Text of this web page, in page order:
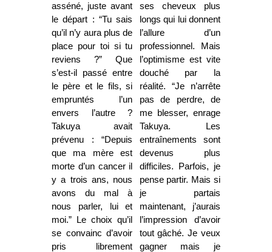
asséné, juste avant
le départ : “Tu sais
qu’il n’y aura plus de
place pour toi si tu
reviens ?” Que
s’est-il passé entre
le père et le fils, si
empruntés l’un
envers l’autre ?
Takuya avait
prévenu : “Depuis
que ma mère est
morte d’un cancer il
y a trois ans, nous
avons du mal à
nous parler, lui et
moi.” Le choix qu’il
se convainc d’avoir
pris librement
ses cheveux plus
longs qui lui donnent
l’allure d’un
professionnel. Mais
l’optimisme est vite
douché par la
réalité. “Je n’arrête
pas de perdre, de
me blesser, enrage
Takuya. Les
entraînements sont
devenus plus
difficiles. Parfois, je
pense partir. Mais si
je partais
maintenant, j’aurais
l’impression d’avoir
tout gâché. Je veux
gagner mais je